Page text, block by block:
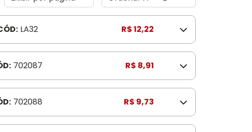
LA32 R$ 12,22
702087 R$ 8,91
702088 R$ 9,73